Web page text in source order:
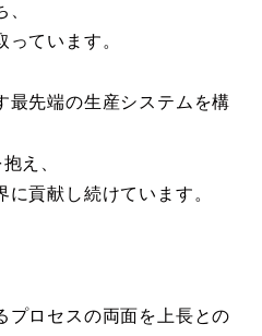
ています。
最先端の生産システムを構
え、
貢献し続けています。
プロセスの両面を上長との